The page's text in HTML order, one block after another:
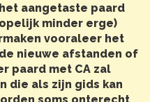
aangetaste paard
minder erge)
vooraleer het
nieuwe afstanden of
paard met CA zal
die als zijn gids kan
soms onterecht